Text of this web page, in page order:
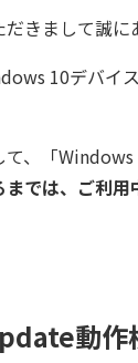
きまして誠に
10デバ
、「
では、ご利
動作